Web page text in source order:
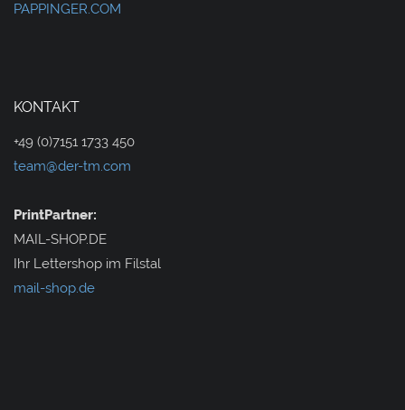
PAPPINGER.COM
KONTAKT
+49 (0)7151 1733 450
team@der-tm.com
PrintPartner:
MAIL-SHOP.DE
Ihr Lettershop im Filstal
mail-shop.de